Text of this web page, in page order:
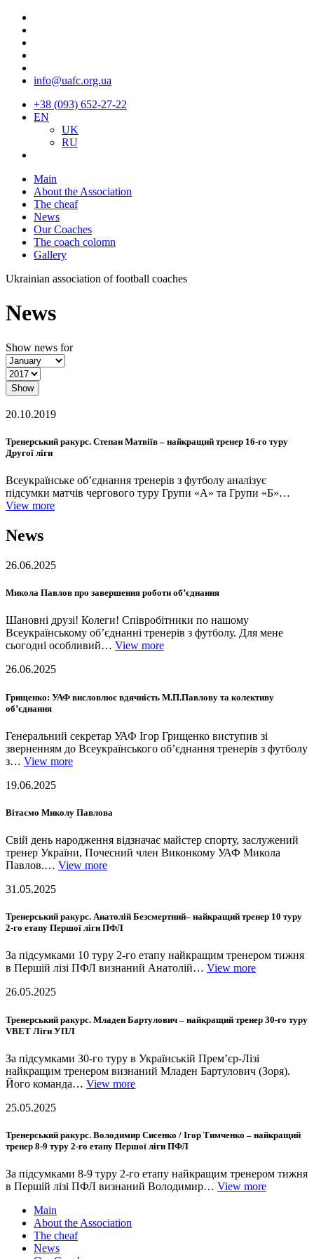
info@uafc.org.ua
+38 (093) 652-27-22
EN
UK
RU
Main
About the Association
The cheaf
News
Our Coaches
The coach colomn
Gallery
Ukrainian association of football coaches
News
Show news for
Show
20.10.2019
Тренерський ракурс. Степан Матвіїв – найкращий тренер 16-го туру
Другої ліги
Всеукраїнське об’єднання тренерів з футболу аналізує
підсумки матчів чергового туру Групи «А» та Групи «Б»…
View more
News
26.06.2025
Микола Павлов про завершення роботи об’єднання
Шановні друзі! Колеги! Співробітники по нашому
Всеукраїнському об’єднанні тренерів з футболу. Для мене
сьогодні особливий… View more
26.06.2025
Грищенко: УАФ висловлює вдячність М.П.Павлову та колективу
об’єднання
Генеральний секретар УАФ Ігор Грищенко виступив зі
зверненням до Всеукраїнського об’єднання тренерів з футболу
з… View more
19.06.2025
Вітаємо Миколу Павлова
Свій день народження відзначає майстер спорту, заслужений
тренер України, Почесний член Виконкому УАФ Микола
Павлов.… View more
31.05.2025
Тренерський ракурс. Анатолій Безсмертний– найкращий тренер 10 туру
2-го етапу Першої ліги ПФЛ
За підсумками 10 туру 2-го етапу найкращим тренером тижня
в Першій лізі ПФЛ визнаний Анатолій… View more
26.05.2025
Тренерський ракурс. Младен Бартулович – найкращий тренер 30-го туру
VBET Ліги УПЛ
За підсумками 30-го туру в Українській Прем’єр-Лізі
найкращим тренером визнаний Младен Бартулович (Зоря).
Його команда… View more
25.05.2025
Тренерський ракурс. Володимир Сисенко / Ігор Тимченко – найкращий
тренер 8-9 туру 2-го етапу Першої ліги ПФЛ
За підсумками 8-9 туру 2-го етапу найкращим тренером тижня
в Першій лізі ПФЛ визнаний Володимир… View more
Main
About the Association
The cheaf
News